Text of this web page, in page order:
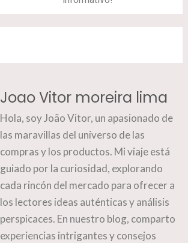
Joao Vitor moreira lima
Hola, soy João Vitor, un apasionado de
las maravillas del universo de las
compras y los productos. Mi viaje está
guiado por la curiosidad, explorando
cada rincón del mercado para ofrecer a
los lectores ideas auténticas y análisis
perspicaces. En nuestro blog, comparto
experiencias intrigantes y consejos